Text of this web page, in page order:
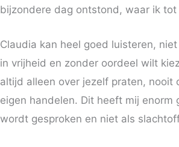
bijzondere dag ontstond, waar ik
Claudia kan heel goed luisteren,
in vrijheid en zonder oordeel wilt
altijd alleen over jezelf praten,
eigen handelen. Dit heeft mij
wordt gesproken en niet als